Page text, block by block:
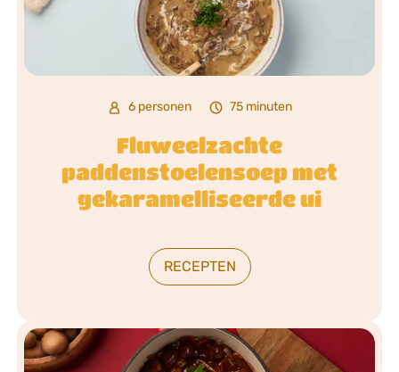
6 personen 75 minuten
Fluweelzachte
paddenstoelensoep met
gekaramelliseerde ui
RECEPTEN